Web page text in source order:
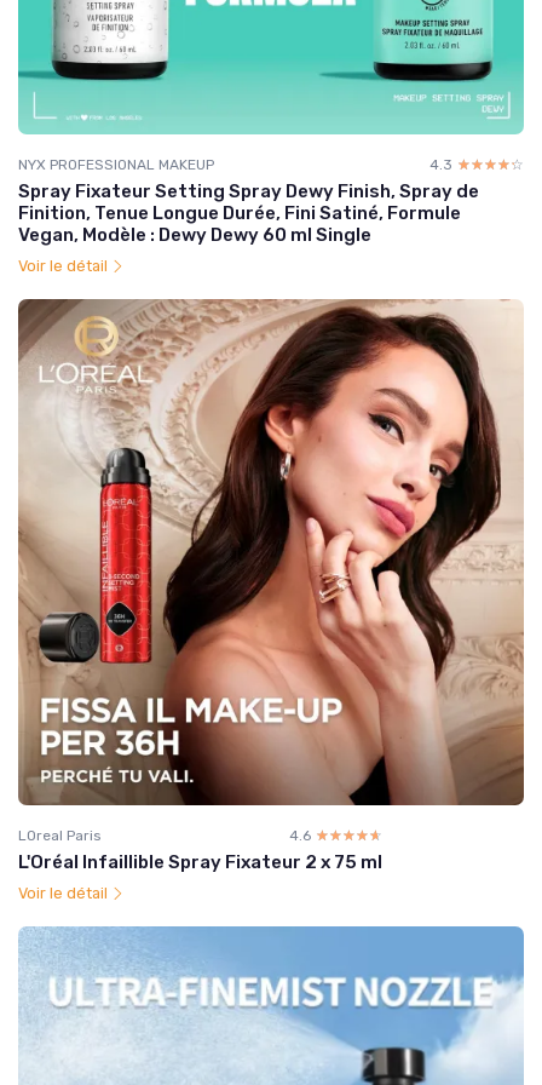
NYX PROFESSIONAL MAKEUP 4.3 ☆☆☆☆☆
★★★★★
Spray Fixateur Setting Spray Dewy Finish, Spray de
Finition, Tenue Longue Durée, Fini Satiné, Formule
Vegan, Modèle : Dewy Dewy 60 ml Single
Voir le détail
LOreal Paris 4.6 ☆☆☆☆☆
★★★★★
L'Oréal Infaillible Spray Fixateur 2 x 75 ml
Voir le détail